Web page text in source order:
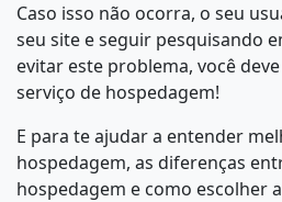
Caso isso não ocorra, o seu
seu site e seguir pesquisando
evitar este problema, você
serviço de hospedagem!
E para te ajudar a entender
hospedagem, as diferenças
hospedagem e como escolher